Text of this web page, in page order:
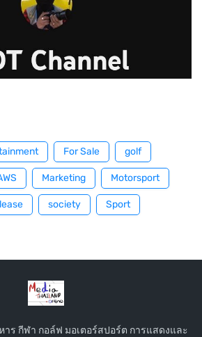
For Sale golf
Marketing Motorsport
society Sport
าร กีฬา กอล์ฟ มอเตอร์สปอร์ต การแสดงและ